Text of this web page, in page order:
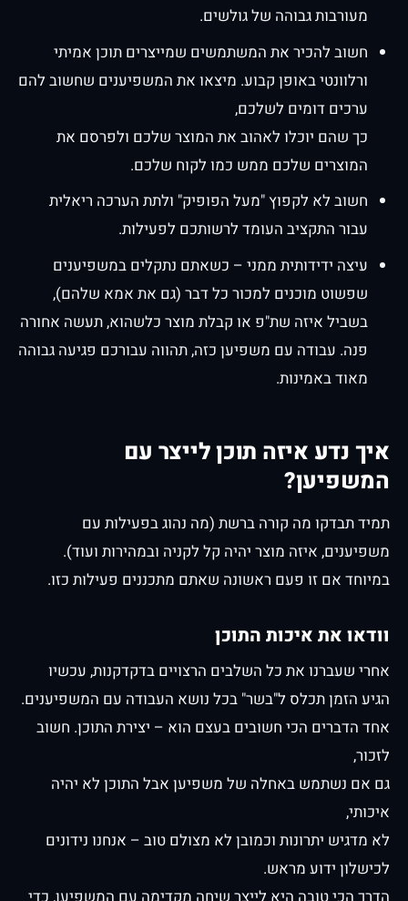
מעורבות גבוהה של גולשים.
חשוב להכיר את המשתמשים שמייצרים תוכן אמיתי
ורלוונטי באופן קבוע. מיצאו את המשפיענים שחשוב להם
ערכים דומים לשלכם,
כך שהם יוכלו לאהוב את המוצר שלכם ולפרסם את
המוצרים שלכם ממש כמו לקוח שלכם.
חשוב לא לקפוץ "מעל הפופיק" ולתת הערכה ריאלית
עבור התקציב העומד לרשותכם לפעילות.
עיצה ידידותית ממני – כשאתם נתקלים במשפיענים
שפשוט מוכנים למכור כל דבר (גם את אמא שלהם),
בשביל איזה שת"פ או קבלת מוצר כלשהוא, תעשה אחורה
פנה. עבודה עם משפיען כזה, תהווה עבורכם פגיעה גבוהה
מאוד באמינות.
איך נדע איזה תוכן לייצר עם
המשפיען?
תמיד תבדקו מה קורה ברשת (מה נהוג בפעילות עם
משפיענים, איזה מוצר יהיה קל לקניה ובמהירות ועוד).
במיוחד אם זו פעם ראשונה שאתם מתכננים פעילות כזו.
וודאו את איכות התוכן
אחרי שעברנו את כל השלבים הרצויים בדקדקנות, עכשיו
הגיע הזמן תכלס ל"בשר" בכל נושא העבודה עם המשפיענים.
אחד הדברים הכי חשובים בעצם הוא – יצירת התוכן. חשוב
לזכור,
גם אם נשתמש באחלה של משפיען אבל התוכן לא יהיה
איכותי,
לא מדגיש יתרונות וכמובן לא מצולם טוב – אנחנו נידונים
לכישלון ידוע מראש.